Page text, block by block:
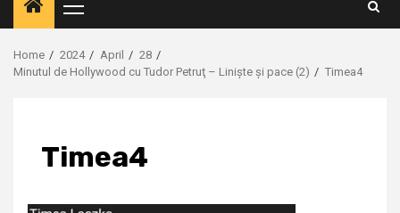
Primary
Menu
Home 2024 April
28
Minutul de Hollywood cu Tudor Petruţ – Liniște și pace (2)
Timea4
Timea4